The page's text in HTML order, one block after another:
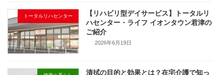
トータルリハセンター
【リハビリ型デイサービス】トータルリ
ハセンター・ライフ イオンタウン君津の
ご紹介
2026年6月19日
清拭の目的と効果とは？在宅介護で知っ